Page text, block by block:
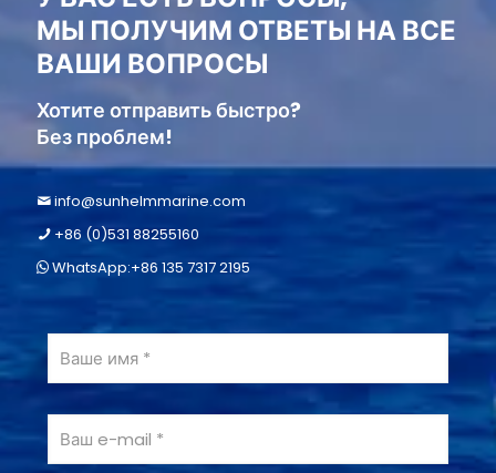
МЫ ПОЛУЧИМ ОТВЕТЫ НА ВСЕ
ВАШИ ВОПРОСЫ
Хотите отправить быстро?
Без проблем!
info@sunhelmmarine.com
+86 (0)531 88255160
WhatsApp:+86 135 7317 2195